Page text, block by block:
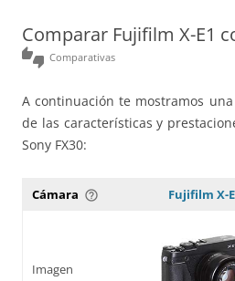
Comparar Fujifilm X-E1
thumbs_up_down Comparativas
A continuación te mostramos
de las características y
Sony FX30:
Cámara help_outline Fujifilm X-
Imagen